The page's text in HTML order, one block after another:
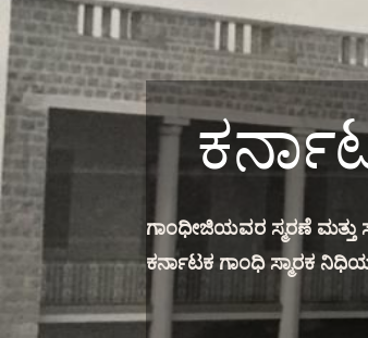
ಗಾಂಧೀಜಿಯವರ ಸ್ಮರಣೆ ಮತ್ತು
ಕರ್ನಾಟಕ ಗಾಂಧಿ ಸ್ಮಾರಕ